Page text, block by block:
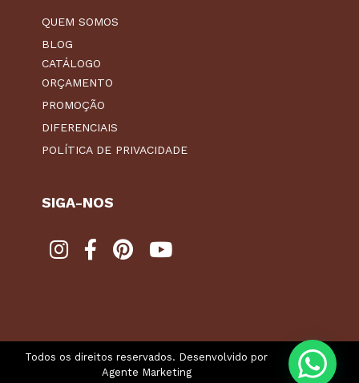
QUEM SOMOS
BLOG
CATÁLOGO
ORÇAMENTO
PROMOÇÃO
DIFERENCIAIS
POLÍTICA DE PRIVACIDADE
SIGA-NOS
Todos os direitos reservados. Desenvolvido por
Agente Marketing